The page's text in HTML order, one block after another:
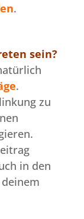
.
sein?
.
zu
in den